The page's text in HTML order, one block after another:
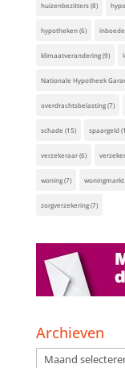
huizenbezitters(8)
hypotheken(6)
klimaatverandering(9)
Nationale Hypotheek
overdrachtsbelasting(7)
schade (15) spaargeld
verzekeraar(6)
woning(7) woningmarkt
zorgverzekering(7)
Archieven
Archieven